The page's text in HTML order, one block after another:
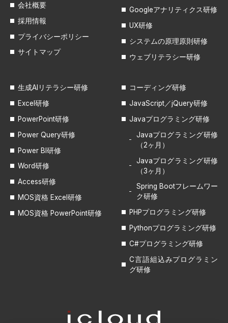
会社概要
採用情報
プライバシーポリシー
サイトマップ
Googleアナリティクス研修
UX研修
システムの原理原則研修
ウェブリテラシー研修
生成AIリテラシー研修
Excel研修
PowerPoint研修
Power Query研修
Power BI研修
Word研修
Access研修
MOS資格 Excel研修
MOS資格 PowerPoint研修
コーディング研修
JavaScript／jQuery研修
Javaプログラミング研修
Javaプログラミング研修
（2ヶ月）
Javaプログラミング研修
（3ヶ月）
Spring Bootフレームワー
ク研修
PHPプログラミング研修
Pythonプログラミング研修
C#プログラミング研修
C言語組込みプログラミン
グ研修